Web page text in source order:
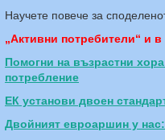
Научете повече за
„Активни потребители“ и
Помогни на възрастни
потребление
ЕК установи двоен
Двойният евроаршин у